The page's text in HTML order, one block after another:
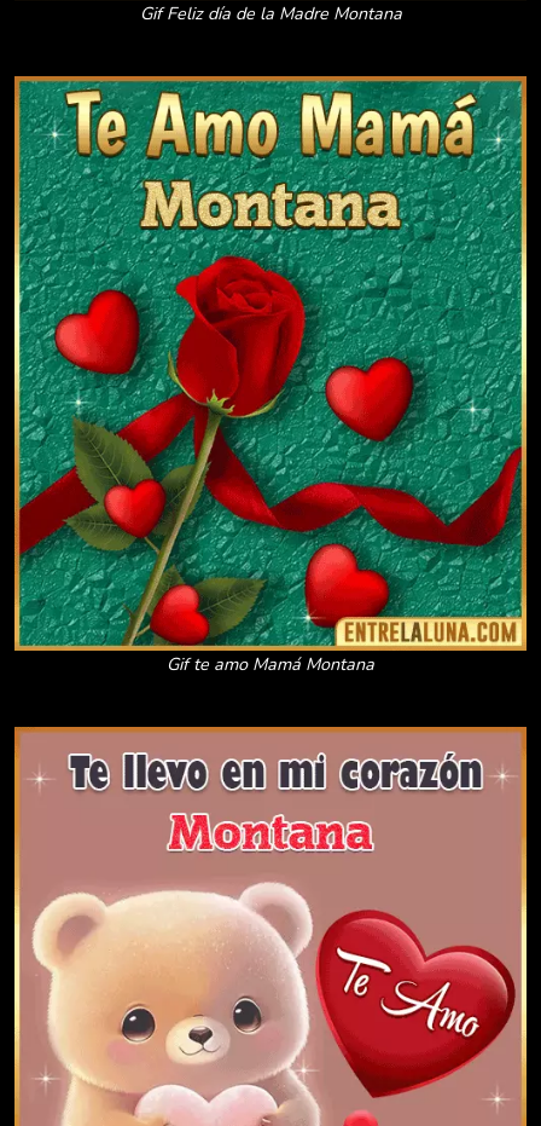
Gif Feliz día de la Madre Montana
Gif te amo Mamá Montana